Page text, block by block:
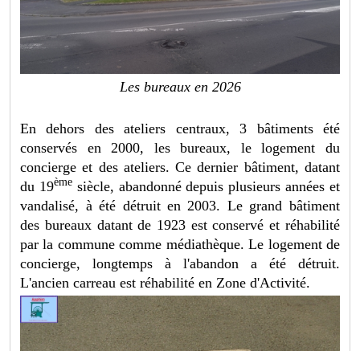
Les bureaux en 2026
En dehors des ateliers centraux, 3 bâtiments été
conservés en 2000, les bureaux, le logement du
concierge et des ateliers. Ce dernier bâtiment, datant
du 19èmesiècle, abandonné depuis plusieurs années et
vandalisé, à été détruit en 2003. Le grand bâtiment
des bureaux datant de 1923 est conservé et réhabilité
par la commune comme médiathèque. Le logement de
concierge, longtemps à l'abandon a été détruit.
L'ancien carreau est réhabilité en Zone d'Activité.